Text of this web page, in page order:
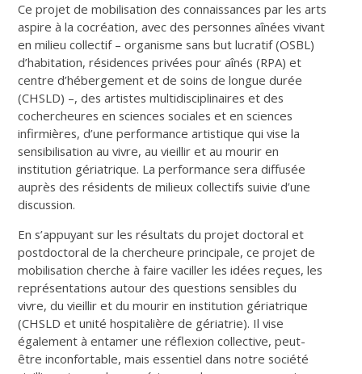
Ce projet de mobilisation des connaissances par les arts
aspire à la cocréation, avec des personnes aînées vivant
en milieu collectif – organisme sans but lucratif (OSBL)
d’habitation, résidences privées pour aînés (RPA) et
centre d’hébergement et de soins de longue durée
(CHSLD) –, des artistes multidisciplinaires et des
cochercheures en sciences sociales et en sciences
infirmières, d’une performance artistique qui vise la
sensibilisation au vivre, au vieillir et au mourir en
institution gériatrique. La performance sera diffusée
auprès des résidents de milieux collectifs suivie d’une
discussion.
En s’appuyant sur les résultats du projet doctoral et
postdoctoral de la chercheure principale, ce projet de
mobilisation cherche à faire vaciller les idées reçues, les
représentations autour des questions sensibles du
vivre, du vieillir et du mourir en institution gériatrique
(CHSLD et unité hospitalière de gériatrie). Il vise
également à entamer une réflexion collective, peut-
être inconfortable, mais essentiel dans notre société